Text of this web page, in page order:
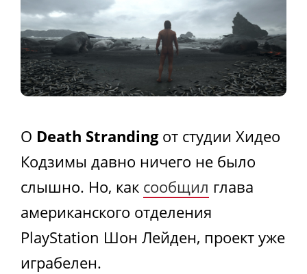
О Death Strandingот студии Хидео
Кодзимы давно ничего не было
слышно. Но, как сообщил глава
американского отделения
PlayStation Шон Лейден, проект уже
играбелен.